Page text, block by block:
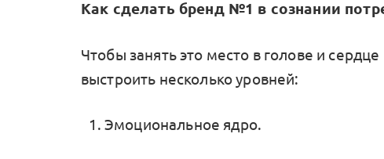
Как сделать бренд №1 в сознании
Чтобы занять это место в голове и
выстроить несколько уровней:
Эмоциональное ядро.